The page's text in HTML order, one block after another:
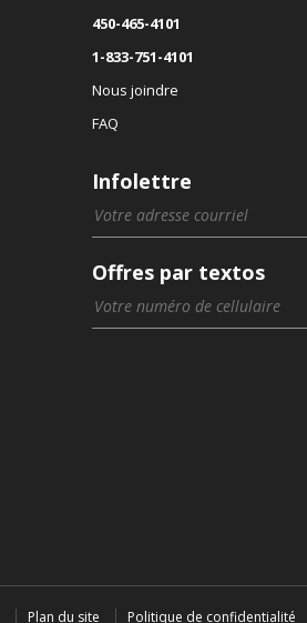
450-465-4101
1-833-751-4101
Nous joindre
FAQ
Infolettre
Offres par textos
Plan du site Politique de confidentialité